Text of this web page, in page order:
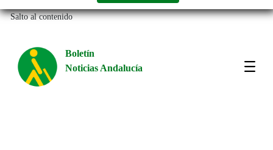
Salto al contenido
Boletín
Noticias Andalucía